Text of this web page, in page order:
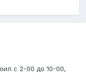
с 2-00 до 10-00,